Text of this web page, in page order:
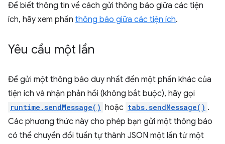
Để biết thông tin về cách gửi thông báo giữa các tiện
ích, hãy xem phần thông báo giữa các tiện ích.
Yêu cầu một lần
Để gửi một thông báo duy nhất đến một phần khác của
tiện ích và nhận phản hồi (không bắt buộc), hãy gọi
runtime.sendMessage() hoặc tabs.sendMessage() .
Các phương thức này cho phép bạn gửi một thông báo
có thể chuyển đổi tuần tự thành JSON một lần từ một